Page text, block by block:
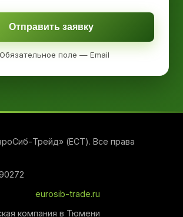
Отправить заявку
поле — Email
Трейд» (ЕСТ). Все права
eurosib-trade.ru
компания в Тюмени